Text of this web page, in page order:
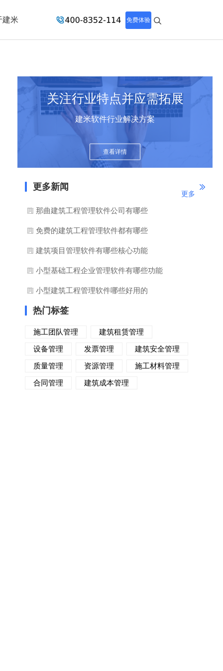
建米 免费体验
关注行业特点并应需拓展
建米软件行业解决方案
查看详情
更多新闻
更多
那曲建筑工程管理软件公司有哪些
免费的建筑工程管理软件都有哪些
建筑项目管理软件有哪些核心功能
小型基础工程企业管理软件有哪些功能
小型建筑工程管理软件哪些好用的
热门标签
施工团队管理
建筑租赁管理
设备管理
发票管理
建筑安全管理
质量管理
资源管理
施工材料管理
合同管理
建筑成本管理